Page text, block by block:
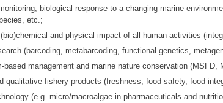
biological response to a changing marine
etc.;
and physical impact of all human activities
(barcoding, metabarcoding, functional genetics,
based management and marine nature conservation
qualitative fishery products (freshness, food safety, food
(e.g. micro/macroalgae in pharmaceuticals and